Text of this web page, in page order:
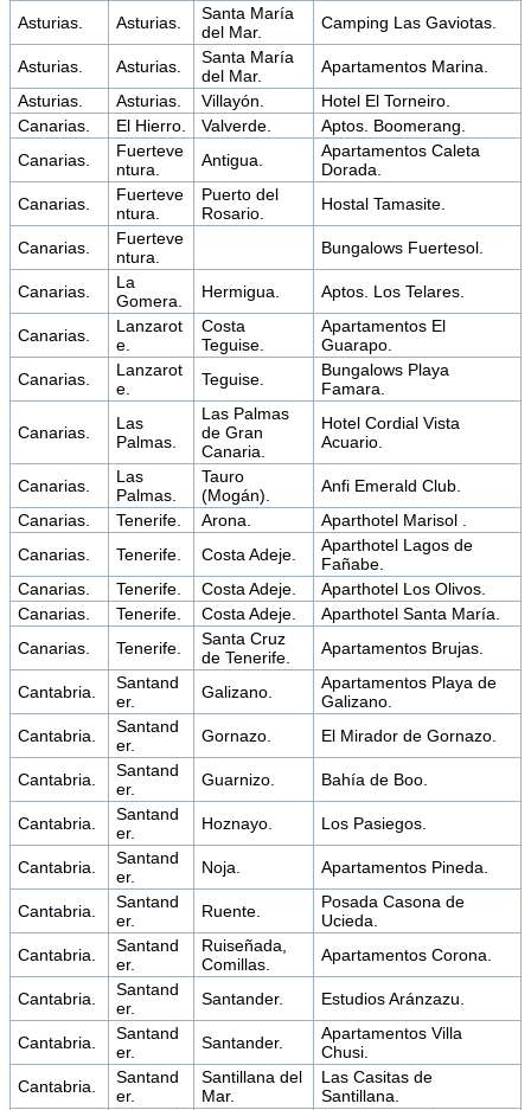
Asturias.
Asturias.
Santa María
del Mar.
Camping Las Gaviotas.
Asturias. Asturias.
Santa María
del Mar.
Apartamentos Marina.
Asturias.
Asturias. Villayón.
Hotel El Torneiro.
Canarias.
El Hierro. Valverde.
Aptos. Boomerang.
Canarias.
Fuerteve
ntura.
Antigua.
Apartamentos Caleta
Dorada.
Canarias.
Fuerteve
ntura.
Puerto del
Rosario.
Hostal Tamasite.
Canarias.
Fuerteve
ntura.
Bungalows Fuertesol.
Canarias.
La
Gomera.
Hermigua. Aptos. Los Telares.
Canarias.
Lanzarot
e.
Costa
Teguise.
Apartamentos El
Guarapo.
Canarias.
Lanzarot
e.
Teguise.
Bungalows Playa
Famara.
Canarias.
Las
Palmas.
Las Palmas
de Gran
Canaria.
Hotel Cordial Vista
Acuario.
Canarias.
Las
Palmas.
Tauro
(Mogán).
Anfi Emerald Club.
Canarias.
Tenerife. Arona.
Aparthotel Marisol .
Canarias.
Tenerife. Costa Adeje.
Aparthotel Lagos de
Fañabe.
Canarias.
Tenerife. Costa Adeje.
Aparthotel Los Olivos.
Canarias.
Tenerife. Costa Adeje.
Aparthotel Santa María.
Canarias.
Tenerife.
Santa Cruz
de Tenerife​.
Apartamentos Brujas.
Cantabria.
Santand
er.
Galizano.
Apartamentos Playa de
Galizano.
Cantabria.
Santand
er.
Gornazo. El Mirador de Gornazo.
Cantabria.
Santand
er.
Guarnizo. Bahía de Boo.
Cantabria.
Santand
er.
Hoznayo. Los Pasiegos.
Cantabria.
Santand
er.
Noja. Apartamentos Pineda.
Cantabria.
Santand
er.
Ruente.
Posada Casona de
Ucieda.
Cantabria.
Santand
er.
Ruiseñada,
Comillas.
Apartamentos Corona.
Cantabria.
Santand
er.
Santander. Estudios Aránzazu.
Cantabria.
Santand
er.
Santander.
Apartamentos Villa
Chusi.
Cantabria.
Santand
er.
Santillana del
Mar.
Las Casitas de
Santillana.